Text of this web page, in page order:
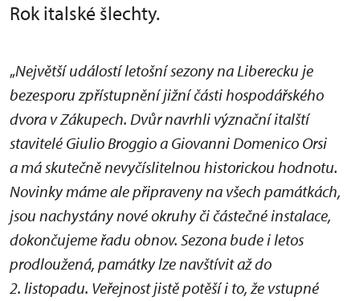
Rok italské šlechty.
„Největší událostí letošní sezony na Liberecku je
bezesporu zpřístupnění jižní části hospodářského
dvora v Zákupech. Dvůr navrhli význační italští
stavitelé Giulio Broggio a Giovanni Domenico Orsi
a má skutečně nevyčíslitelnou historickou hodnotu.
Novinky máme ale připraveny na všech památkách,
jsou nachystány nové okruhy či částečné instalace,
dokončujeme řadu obnov. Sezona bude i letos
prodloužená, památky lze navštívit až do
2. listopadu. Veřejnost jistě potěší i to, že vstupné